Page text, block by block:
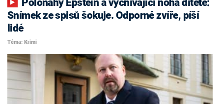
Snímek ze spisů šokuje. Odporné zvíře, píší
lidé
Téma: Krimi